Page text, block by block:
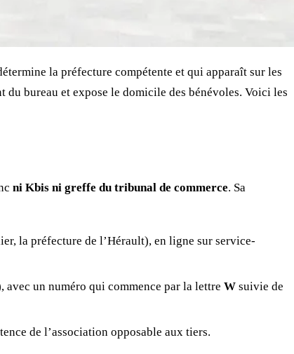
la préfecture compétente et qui apparaît sur les
du bureau et expose le domicile des bénévoles. Voici les
ni Kbis ni greffe du tribunal de commerce. Sa
la préfecture de l’Hérault), en ligne sur service-
, avec un numéro qui commence par la lettre Wsuivie de
de l’association opposable aux tiers.